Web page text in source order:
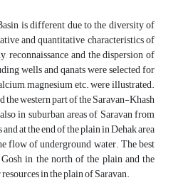
is different due to the diversity of
and quantitative characteristics of
and the dispersion of
wells and qanats were selected for
magnesium etc. were illustrated.
western part of the Saravan-Khash
in suburban areas of Saravan from
at the end of the plain in Dehak area
flow of underground water. The best
in the north of the plain and the
in the plain of Saravan.